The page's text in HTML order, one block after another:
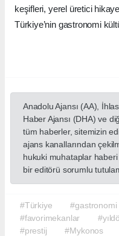
keşifleri, yerel üretici
Türkiye’nin gastronomi
Anadolu Ajansı (AA),
Haber Ajansı (DHA) ve
tüm haberler, sitemizin
ajans kanallarından
hukuki muhataplar
bir editörü sorumlu
#Türkiye #gastronomi
#favorimekanlar
#prestij
#Mykonos